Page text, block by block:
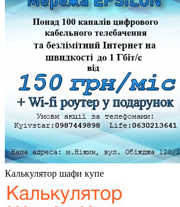
Калькулятор шафи купе